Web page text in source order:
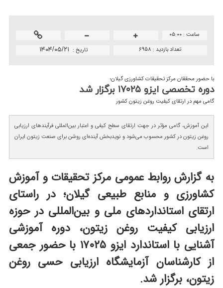
ساعت : ۰۵:۰۰
تاريخ : ۱۴۰۴/۰۵/۲۱ تعداد بازدید : 6958
با حضور محققان مرکز تحقیقات کشاورزی گیلان؛
دوره تخصصی ایزو ۱۷۰۲۵ برگزار شد
گامی مهم در ارتقای کیفیت روغن زیتون کشور
این آموزش، گامی مؤثر در جهت ارتقای سطح کیفی و اعتبار بین‌المللی فرآیندهای ارزیابی
روغن زیتون در کشور محسوب می‌شود و نویدبخش آینده‌ای روشن برای صنعت زیتون ایران
است.
به گزارش روابط عمومی مرکز تحقیقات و آموزش
کشاورزی و منابع طبیعی گیلان؛ در راستای
ارتقای استانداردهای ملی و بین‌المللی در حوزه
ارزیابی کیفیت روغن زیتون، دوره آموزشی
آشنایی با استاندارد ایزو ۱۷۰۲۵ با حضور جمعی
از کارشناسان آزمایشگاه ارزیابی حسی روغن
زیتون، برگزار شد.